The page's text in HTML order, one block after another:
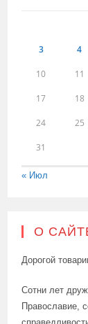
3 4
10 11
17 18
24 25
31
« Июл
О
Дорогой
Сотни лет
Православие,